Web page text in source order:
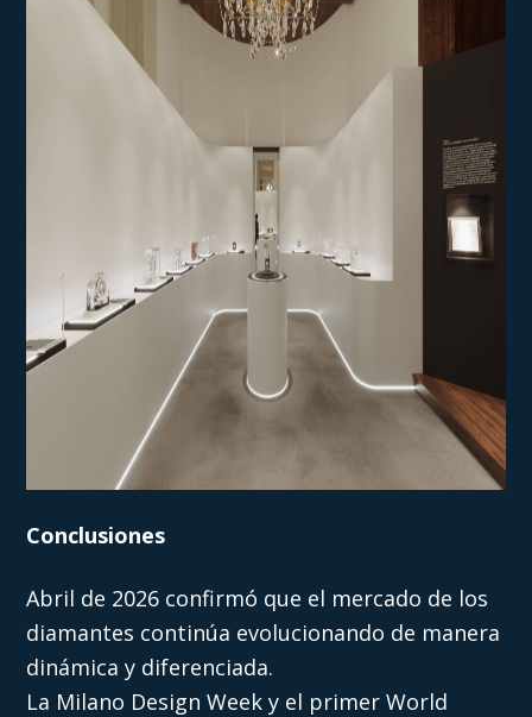
Conclusiones
Abril de 2026 confirmó que el mercado de los
diamantes continúa evolucionando de manera
dinámica y diferenciada.
La Milano Design Week y el primer World